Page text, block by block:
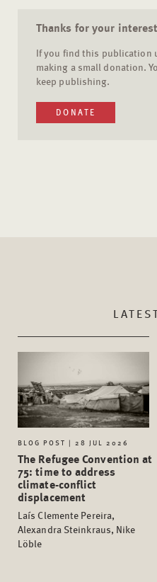
Thanks for your interest
If you find this publication
making a small donation.
keep publishing.
DONATE
BLOG POST | 28 JUL 2026
The Refugee Convention at
75: time to address
climate-conflict
displacement
Laís Clemente Pereira,
Alexandra Steinkraus, Nike
Löble